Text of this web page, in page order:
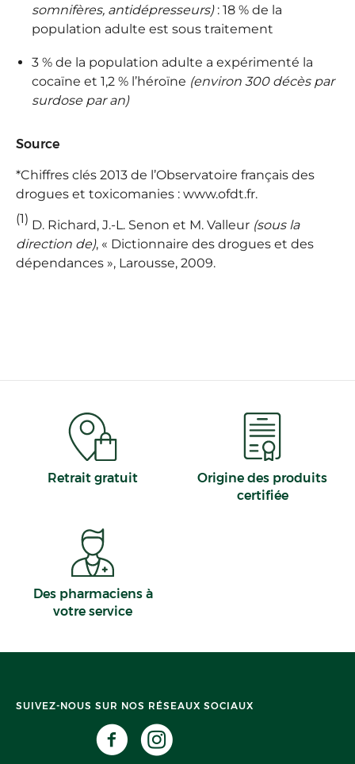
somnifères, antidépresseurs): 18 % de la
population adulte est sous traitement
3 % de la population adulte a expérimenté la
cocaïne et 1,2 % l’héroïne (environ 300 décès par
surdose par an)
Source
*Chiffres clés 2013 de l’Observatoire français des
drogues et toxicomanies : www.ofdt.fr.
(1) D. Richard, J.-L. Senon et M. Valleur (sous la
direction de), « Dictionnaire des drogues et des
dépendances », Larousse, 2009.
Retrait gratuit
Origine des produits
certifiée
Des pharmaciens à
votre service
SUIVEZ-NOUS SUR NOS RÉSEAUX SOCIAUX